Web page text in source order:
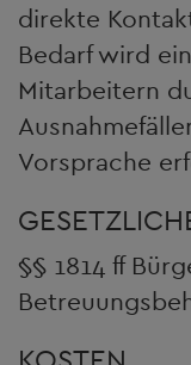
direkte
Bedarf wird
Mitarbeitern
Vorsprache
§§ 1814 ff